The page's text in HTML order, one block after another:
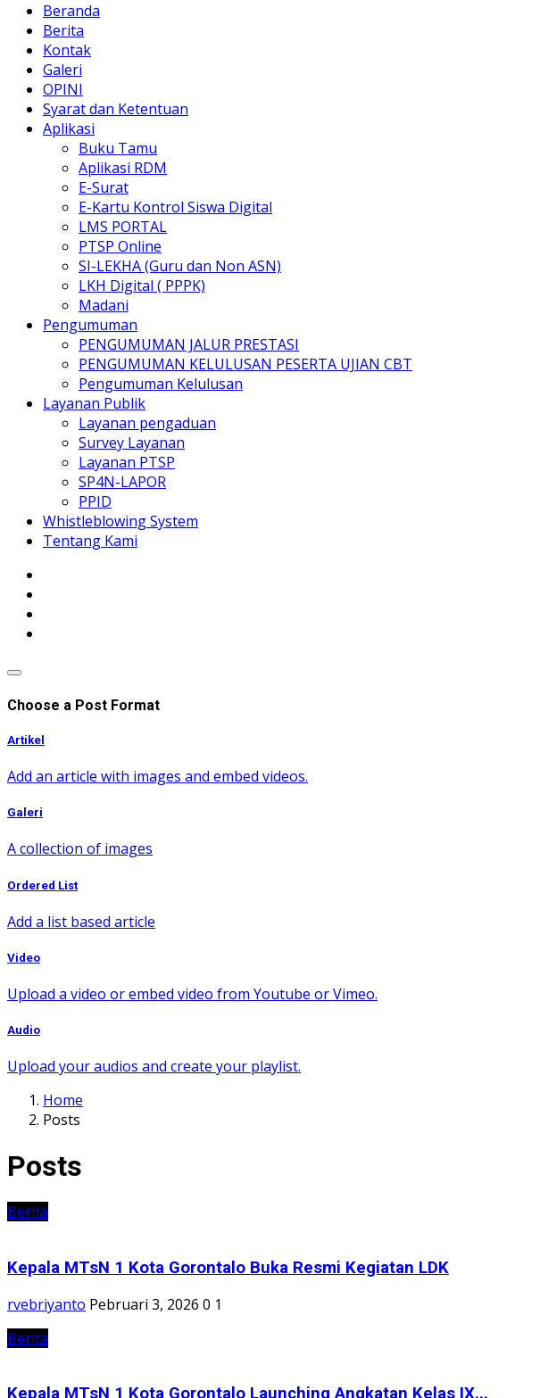
Beranda
Berita
Kontak
Galeri
OPINI
Syarat dan Ketentuan
Aplikasi
Buku Tamu
Aplikasi RDM
E-Surat
E-Kartu Kontrol Siswa Digital
LMS PORTAL
PTSP Online
SI-LEKHA (Guru dan Non ASN)
LKH Digital ( PPPK)
Madani
Pengumuman
PENGUMUMAN JALUR PRESTASI
PENGUMUMAN KELULUSAN PESERTA UJIAN CBT
Pengumuman Kelulusan
Layanan Publik
Layanan pengaduan
Survey Layanan
Layanan PTSP
SP4N-LAPOR
PPID
Whistleblowing System
Tentang Kami
Choose a Post Format
Artikel
Add an article with images and embed videos.
Galeri
A collection of images
Ordered List
Add a list based article
Video
Upload a video or embed video from Youtube or Vimeo.
Audio
Upload your audios and create your playlist.
Home
Posts
Posts
Berita
Kepala MTsN 1 Kota Gorontalo Buka Resmi Kegiatan LDK
rvebriyanto Pebruari 3, 2026 0 1
Berita
Kepala MTsN 1 Kota Gorontalo Launching Angkatan Kelas IX...